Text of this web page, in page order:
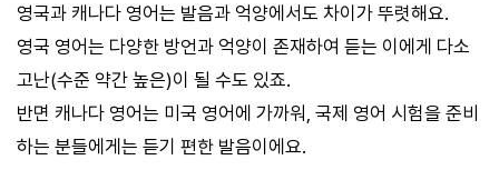
영국과 캐나다 영어는 발음과 억양에서도 차이가 뚜렷해요.
영국 영어는 다양한 방언과 억양이 존재하여 듣는 이에게 다소
고난(수준 약간 높은)이 될 수도 있죠.
반면 캐나다 영어는 미국 영어에 가까워, 국제 영어 시험을 준비
하는 분들에게는 듣기 편한 발음이에요.